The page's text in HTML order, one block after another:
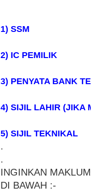
1) SSM
2) IC PEMILIK
3) PENYATA BANK
4) SIJIL LAHIR (JIKA
5) SIJIL TEKNIKAL
.
.
INGINKAN
DI BAWAH :-